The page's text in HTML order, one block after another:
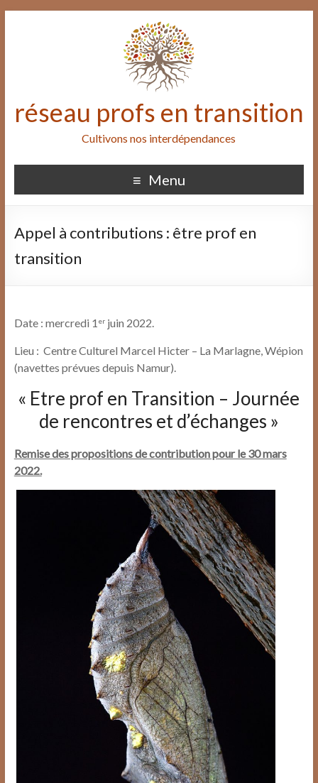
réseau profs en transition
Cultivons nos interdépendances
Menu
Appel à contributions : être prof en
transition
Date : mercredi 1 erjuin 2022.
Lieu : Centre Culturel Marcel Hicter – La Marlagne, Wépion
(navettes prévues depuis Namur).
« Etre prof en Transition – Journée
de rencontres et d’échanges »
Remise des propositions de contribution pour le 30 mars
2022.